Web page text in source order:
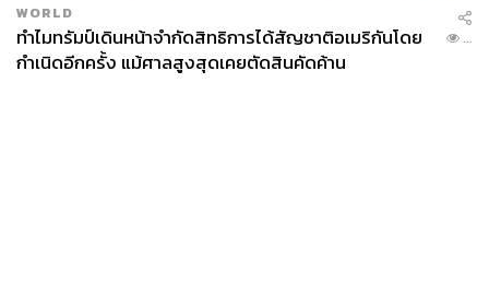
WORLD
ทำไมทรัมป์เดินหน้าจำกัดสิทธิการได้สัญชาติอเมริกันโดย
กำเนิดอีกครั้ง แม้ศาลสูงสุดเคยตัดสินคัดค้าน
...